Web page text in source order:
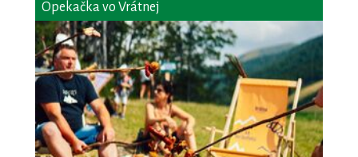
Opekačka vo Vrátnej